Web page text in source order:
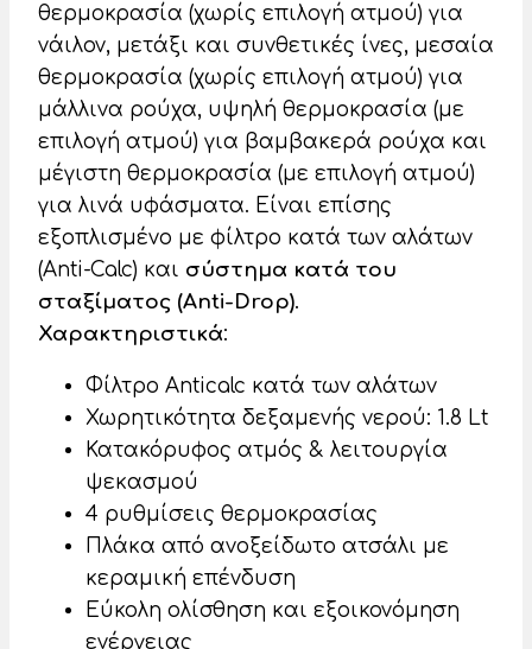
θερμοκρασία (χωρίς επιλογή ατμού) για
νάιλον, μετάξι και συνθετικές ίνες, μεσαία
θερμοκρασία (χωρίς επιλογή ατμού) για
μάλλινα ρούχα, υψηλή θερμοκρασία (με
επιλογή ατμού) για βαμβακερά ρούχα και
μέγιστη θερμοκρασία (με επιλογή ατμού)
για λινά υφάσματα. Είναι επίσης
εξοπλισμένο με φίλτρο κατά των αλάτων
(Anti-Calc) και σύστημα κατά του
σταξίματος (Anti-Drop).
Χαρακτηριστικά:
Φίλτρο Anticalc κατά των αλάτων
Χωρητικότητα δεξαμενής νερού: 1.8 Lt
Κατακόρυφος ατμός & λειτουργία
ψεκασμού
4 ρυθμίσεις θερμοκρασίας
Πλάκα από ανοξείδωτο ατσάλι με
κεραμική επένδυση
Εύκολη ολίσθηση και εξοικονόμηση
ενέργειας